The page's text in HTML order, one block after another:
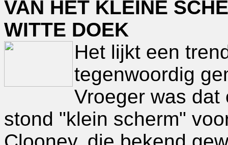
VAN HET KLEINE
WITTE DOEK
Het lijkt een
tegenwoordig
Vroeger was
stond "klein scherm"